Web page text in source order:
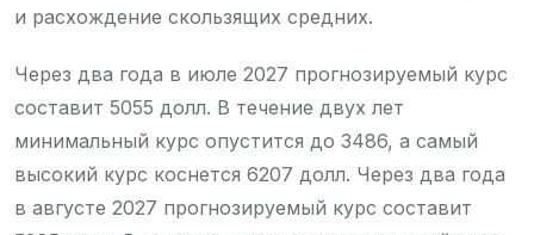
и расхождение скользящих средних.
Через два года в июле 2027 прогнозируемый курс
составит 5055 долл. В течение двух лет
минимальный курс опустится до 3486, а самый
высокий курс коснется 6207 долл. Через два года
в августе 2027 прогнозируемый курс составит